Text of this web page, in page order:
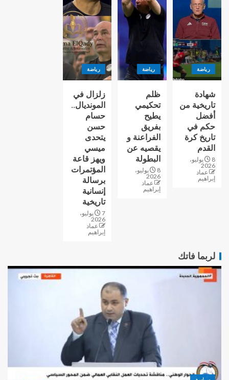
رياضة
شهادة
تاريخية من
أفضل
حكم في
تاريخ كرة
القدم
8 يوليو،
2026
عماد
إبراهيم
رياضة
ظلم
تحكيمي
يطيح
بفريق
الفراعنة و
يقصيه عن
البطولة
8 يوليو،
2026
عماد
إبراهيم
رياضة
زلزال في
المونديال..
حسام
حسن
يتحدى
ميسي
ويهز قاعة
المؤتمرات
برسالة
إنسانية
تاريخية
7 يوليو،
2026
عماد
إبراهيم
لربما فاتك